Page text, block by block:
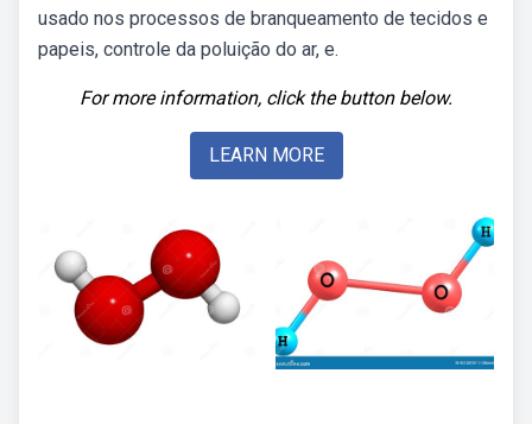
usado nos processos de branqueamento de tecidos e
papeis, controle da poluição do ar, e.
For more information, click the button below.
LEARN MORE